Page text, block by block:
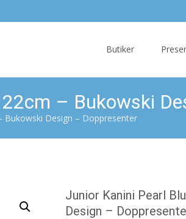
Butiker
– Bukowski
Bukowski Design – Doppresenter
Junior Kanini Pearl
Design –